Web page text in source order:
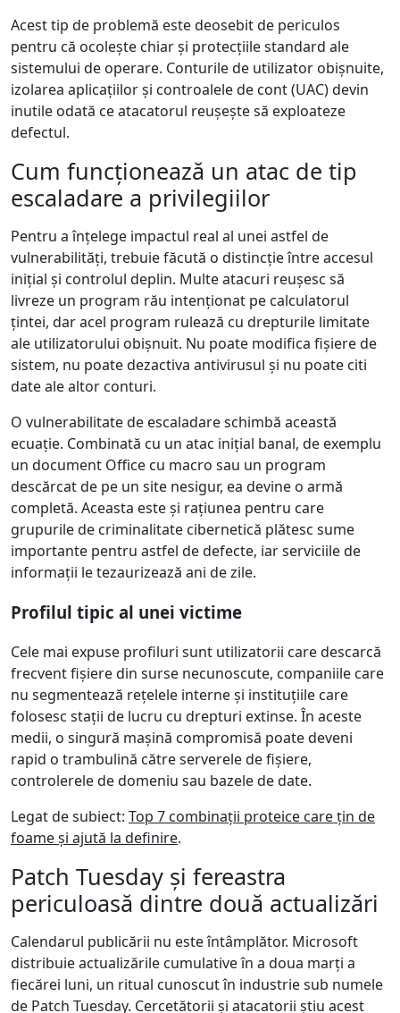
Acest tip de problemă este deosebit de periculos
pentru că ocolește chiar și protecțiile standard ale
sistemului de operare. Conturile de utilizator obișnuite,
izolarea aplicațiilor și controalele de cont (UAC) devin
inutile odată ce atacatorul reușește să exploateze
defectul.
Cum funcționează un atac de tip
escaladare a privilegiilor
Pentru a înțelege impactul real al unei astfel de
vulnerabilități, trebuie făcută o distincție între accesul
inițial și controlul deplin. Multe atacuri reușesc să
livreze un program rău intenționat pe calculatorul
țintei, dar acel program rulează cu drepturile limitate
ale utilizatorului obișnuit. Nu poate modifica fișiere de
sistem, nu poate dezactiva antivirusul și nu poate citi
date ale altor conturi.
O vulnerabilitate de escaladare schimbă această
ecuație. Combinată cu un atac inițial banal, de exemplu
un document Office cu macro sau un program
descărcat de pe un site nesigur, ea devine o armă
completă. Aceasta este și rațiunea pentru care
grupurile de criminalitate cibernetică plătesc sume
importante pentru astfel de defecte, iar serviciile de
informații le tezaurizează ani de zile.
Profilul tipic al unei victime
Cele mai expuse profiluri sunt utilizatorii care descarcă
frecvent fișiere din surse necunoscute, companiile care
nu segmentează rețelele interne și instituțiile care
folosesc stații de lucru cu drepturi extinse. În aceste
medii, o singură mașină compromisă poate deveni
rapid o trambulină către serverele de fișiere,
controlerele de domeniu sau bazele de date.
Legat de subiect: Top 7 combinații proteice care țin de
foame și ajută la definire.
Patch Tuesday și fereastra
periculoasă dintre două actualizări
Calendarul publicării nu este întâmplător. Microsoft
distribuie actualizările cumulative în a doua marți a
fiecărei luni, un ritual cunoscut în industrie sub numele
de Patch Tuesday. Cercetătorii și atacatorii știu acest